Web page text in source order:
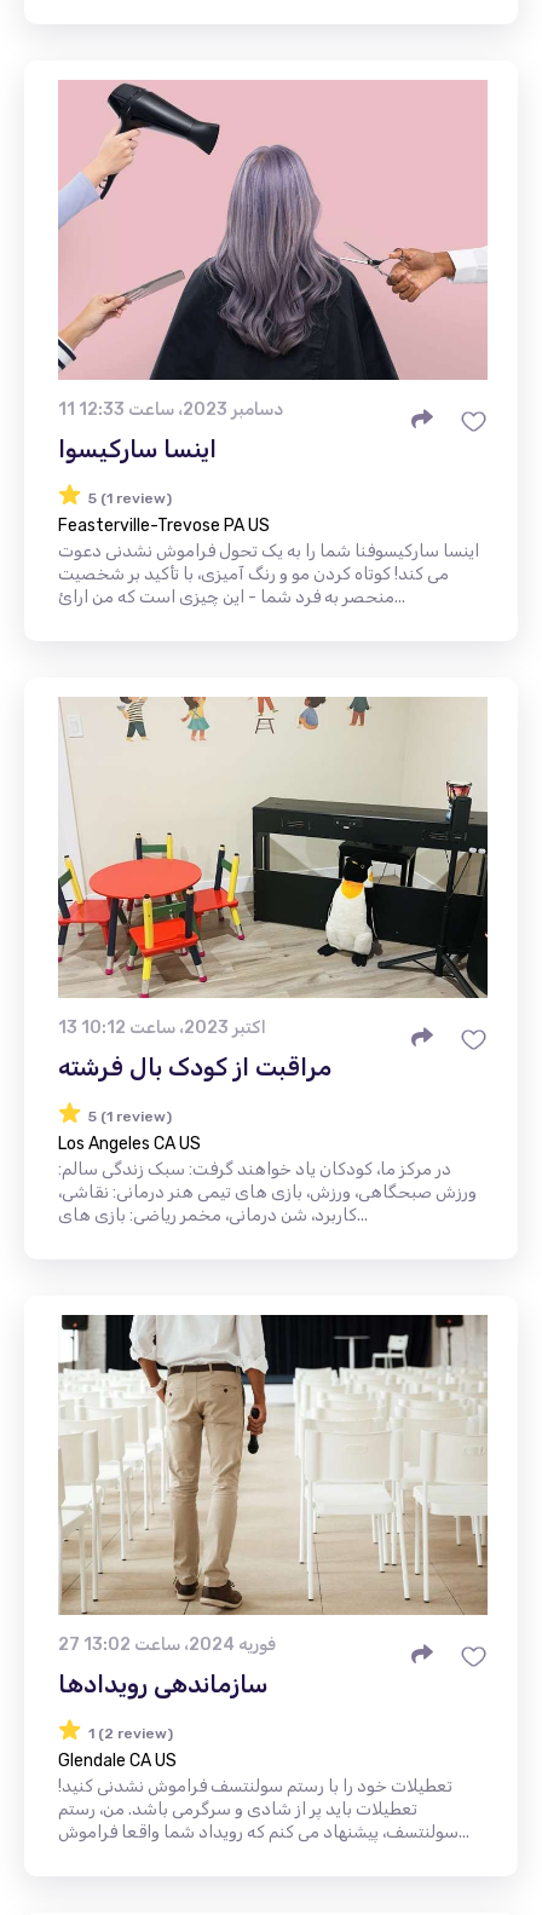
11 دسامبر 2023، ساعت 12:33
اینسا سارکیسوا
5 (1 review)
Feasterville-Trevose PA US
اینسا سارکیسوفنا شما را به یک تحول فراموش نشدنی دعوت
می کند! کوتاه کردن مو و رنگ آمیزی، با تأکید بر شخصیت
منحصر به فرد شما - این چیزی است که من ارائ...
13 اکتبر 2023، ساعت 10:12
مراقبت از کودک بال فرشته
5 (1 review)
Los Angeles CA US
در مرکز ما، کودکان یاد خواهند گرفت: سبک زندگی سالم:
ورزش صبحگاهی، ورزش، بازی های تیمی هنر درمانی: نقاشی،
کاربرد، شن درمانی، مخمر ریاضی: بازی های...
27 فوریه 2024، ساعت 13:02
سازماندهی رویدادها
1 (2 review)
Glendale CA US
تعطیلات خود را با رستم سولنتسف فراموش نشدنی کنید!
تعطیلات باید پر از شادی و سرگرمی باشد. من، رستم
سولنتسف، پیشنهاد می کنم که رویداد شما واقعا فراموش...